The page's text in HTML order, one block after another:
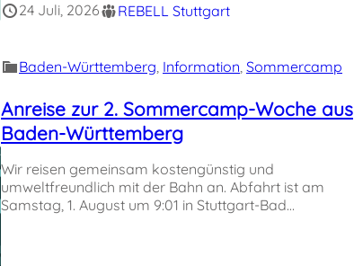
24 Juli, 2026 REBELL Stuttgart
Baden-Württemberg Information Sommercamp
Anreise zur 2. Sommercamp-Woche aus
Baden-Württemberg
Wir reisen gemeinsam kostengünstig und
umweltfreundlich mit der Bahn an. Abfahrt ist am
Samstag, 1. August um 9:01 in Stuttgart-Bad…